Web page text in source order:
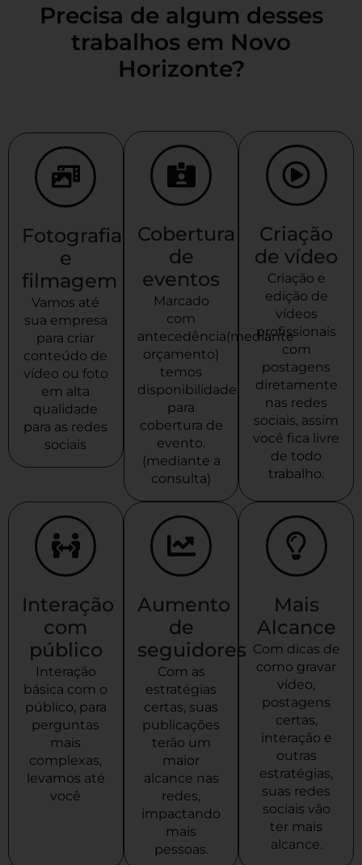
Precisa de algum desses
trabalhos em Novo
Horizonte?
Fotografia
e
filmagem
Vamos até
sua empresa
para criar
conteúdo de
vídeo ou foto
em alta
qualidade
para as redes
sociais
Cobertura
de
eventos
Marcado
com
antecedência(mediante
orçamento)
temos
disponibilidade
para
cobertura de
evento.
(mediante a
consulta)
Criação
de vídeo
Criação e
edição de
vídeos
profissionais
com
postagens
diretamente
nas redes
sociais, assim
você fica livre
de todo
trabalho.
Interação
com
público
Interação
básica com o
público, para
perguntas
mais
complexas,
levamos até
você
Aumento
de
seguidores
Com as
estratégias
certas, suas
publicações
terão um
maior
alcance nas
redes,
impactando
mais
pessoas.
Mais
Alcance
Com dicas de
como gravar
vídeo,
postagens
certas,
interação e
outras
estratégias,
suas redes
sociais vão
ter mais
alcance.